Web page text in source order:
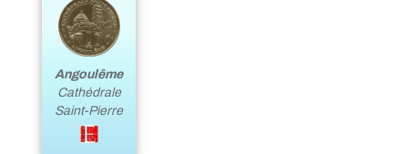
Angoulême
Cathédrale
Saint-Pierre